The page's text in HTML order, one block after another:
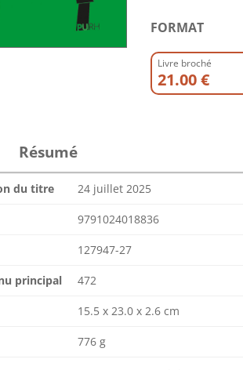
FORMAT
Livre broché
21.00 €
Résumé
du titre 24 juillet 2025
9791024018836
127947-27
principal 472
15.5 x 23.0 x 2.6 cm
776 g